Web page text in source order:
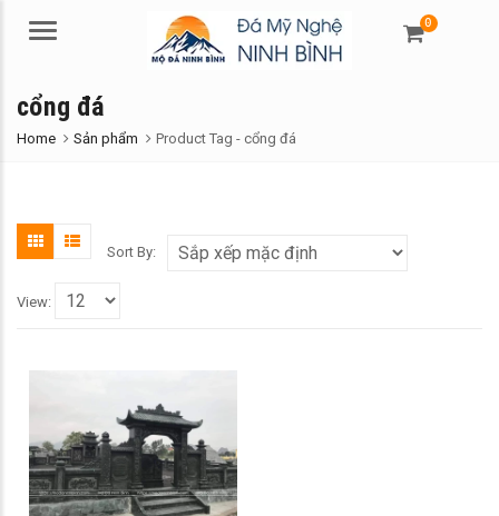
Menu
0
cổng đá
Home Sản phẩm Product Tag - cổng đá
Sort By:
View: